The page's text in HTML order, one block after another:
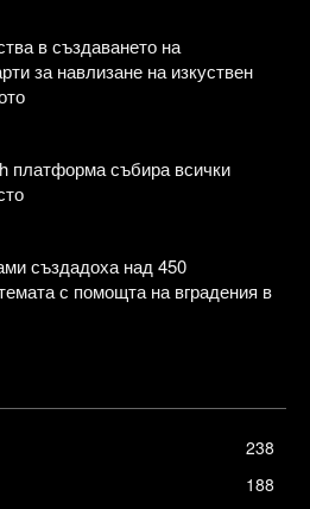
в създаването на
за навлизане на изкуствен
платформа събира всички
създадоха над 450
с помощта на вградения в
238
188